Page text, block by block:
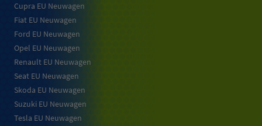
Cupra EU Neuwagen
Fiat EU Neuwagen
Ford EU Neuwagen
Opel EU Neuwagen
Renault EU Neuwagen
Seat EU Neuwagen
Skoda EU Neuwagen
Suzuki EU Neuwagen
Tesla EU Neuwagen